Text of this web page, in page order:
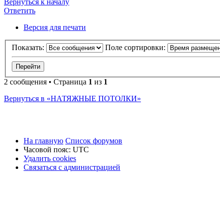
Ответить
Ответить
Версия для печати
Показать: Поле сортировки:
2 сообщения • Страница 1 из 1
Вернуться в «НАТЯЖНЫЕ ПОТОЛКИ»
На главную Список форумов
Часовой пояс: UTC
Удалить cookies
Связаться
Связаться с администрацией